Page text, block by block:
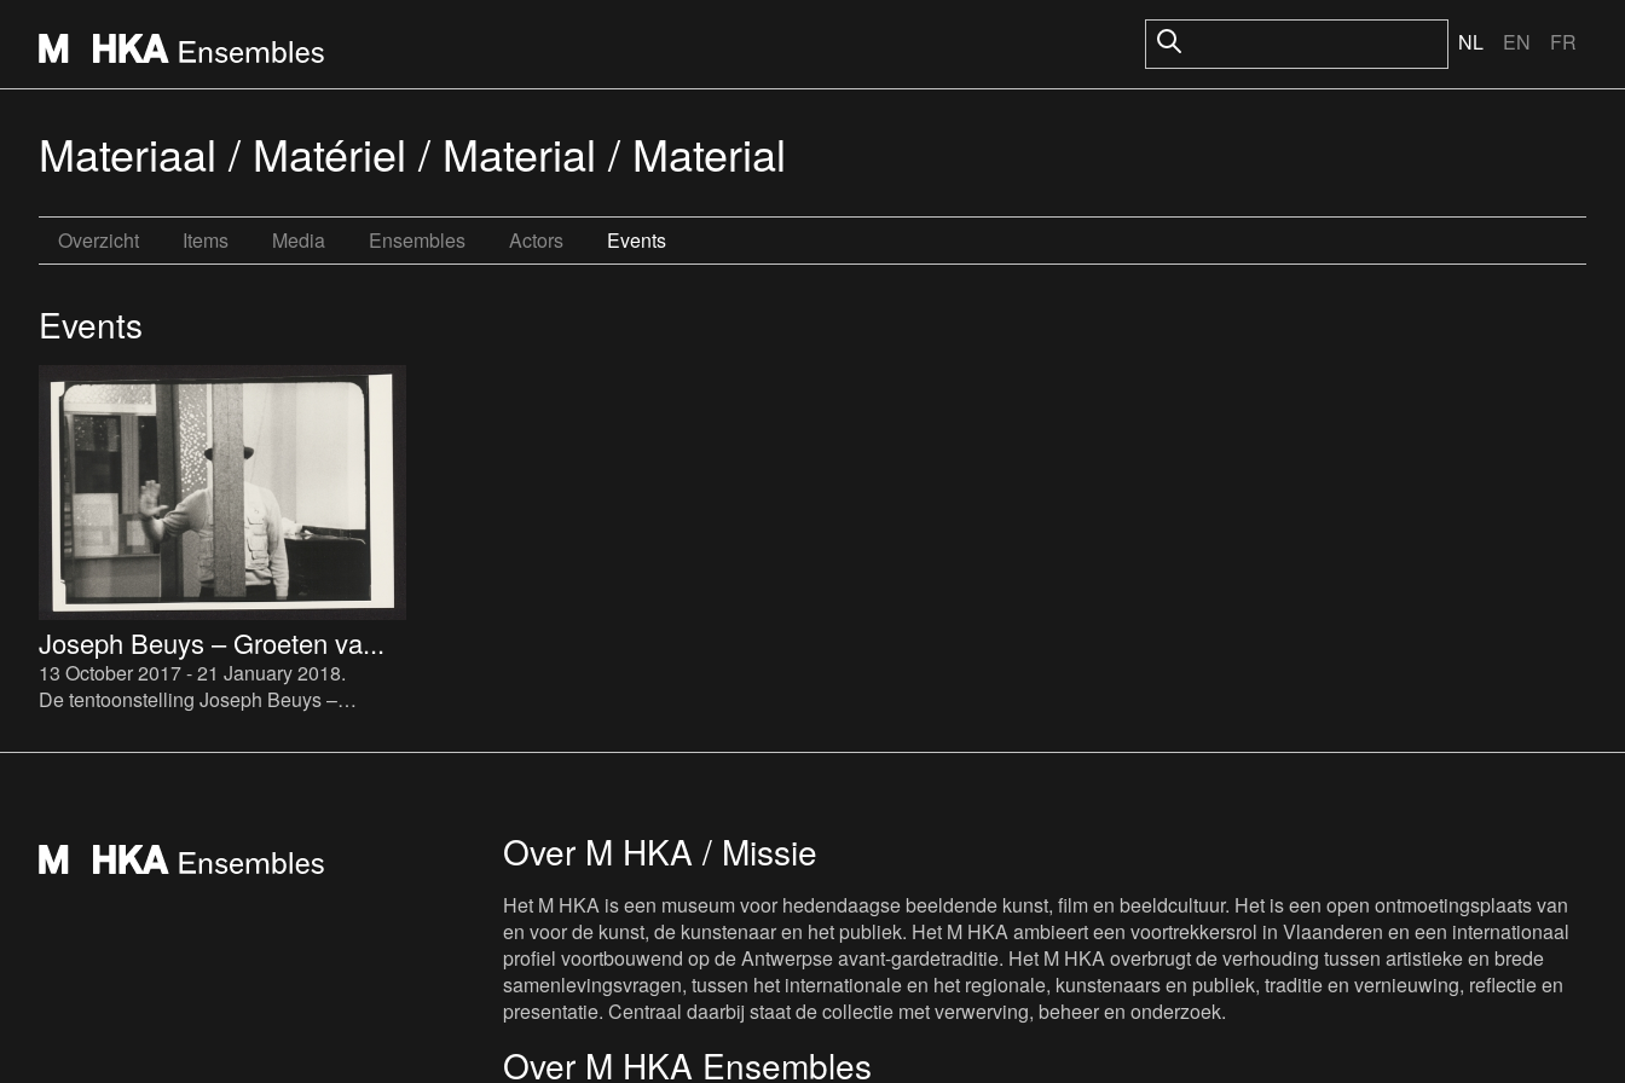
NL EN FR
Materiaal / Matériel / Material / Material
Overzicht Items Media Ensembles Actors Events
Events
Joseph Beuys – Groeten va...
13 October 2017 - 21 January 2018.
De tentoonstelling Joseph Beuys –
zowel de activiteiten van Beuys in
Over M HKA / Missie
Het M HKA is een museum voor hedendaagse beeldende kunst, film en beeldcultuur. Het is een open ontmoetingsplaats van
en voor de kunst, de kunstenaar en het publiek. Het M HKA ambieert een voortrekkersrol in Vlaanderen en een internationaal
profiel voortbouwend op de Antwerpse avant-gardetraditie. Het M HKA overbrugt de verhouding tussen artistieke en brede
samenlevingsvragen, tussen het internationale en het regionale, kunstenaars en publiek, traditie en vernieuwing, reflectie en
presentatie. Centraal daarbij staat de collectie met verwerving, beheer en onderzoek.
Over M HKA Ensembles